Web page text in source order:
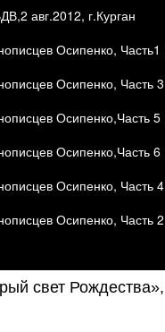
авг.2012, г.Курган
Осипенко, Часть1
Осипенко, Часть
Осипенко,Часть
Осипенко,Часть
Осипенко, Часть
Осипенко,
свет Рождества»,